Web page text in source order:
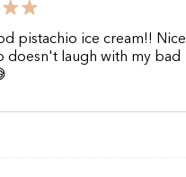
pistachio ice cream!! Nice
doesn't laugh with my bad